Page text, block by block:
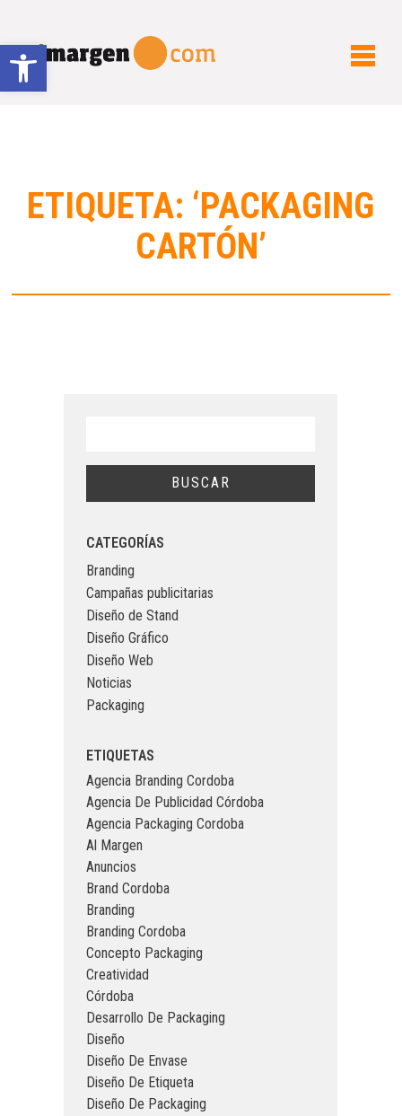
Abrir barra de herramientas
ETIQUETA: ‘PACKAGING
CARTÓN’
CATEGORÍAS
Branding
Campañas publicitarias
Diseño de Stand
Diseño Gráfico
Diseño Web
Noticias
Packaging
ETIQUETAS
Agencia Branding Cordoba
Agencia De Publicidad Córdoba
Agencia Packaging Cordoba
Al Margen
Anuncios
Brand Cordoba
Branding
Branding Cordoba
Concepto Packaging
Creatividad
Córdoba
Desarrollo De Packaging
Diseño
Diseño De Envase
Diseño De Etiqueta
Diseño De Packaging